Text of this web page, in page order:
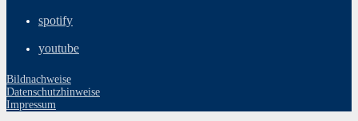
spotify
youtube
Bildnachweise
Datenschutzhinweise
Impressum